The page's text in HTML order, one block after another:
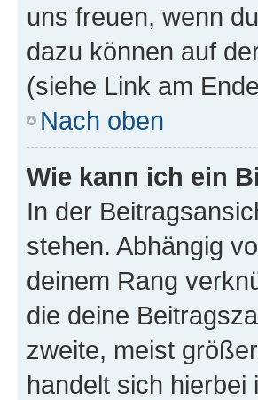
uns freuen, wenn
dazu können auf
(siehe Link am
Nach oben
Wie kann ich ein
In der
stehen. Abhängig
deinem Rang
die deine
zweite, meist
handelt sich